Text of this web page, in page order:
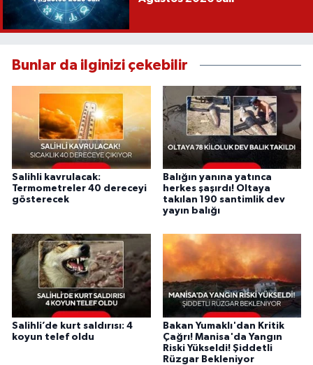
Bunlar da ilginizi çekebilir
Salihli kavrulacak:
Termometreler 40 dereceyi
gösterecek
Balığın yanına yatınca
herkes şaşırdı! Oltaya
takılan 190 santimlik dev
yayın balığı
Salihli’de kurt saldırısı: 4
koyun telef oldu
Bakan Yumaklı'dan Kritik
Çağrı! Manisa'da Yangın
Riski Yükseldi! Şiddetli
Rüzgar Bekleniyor